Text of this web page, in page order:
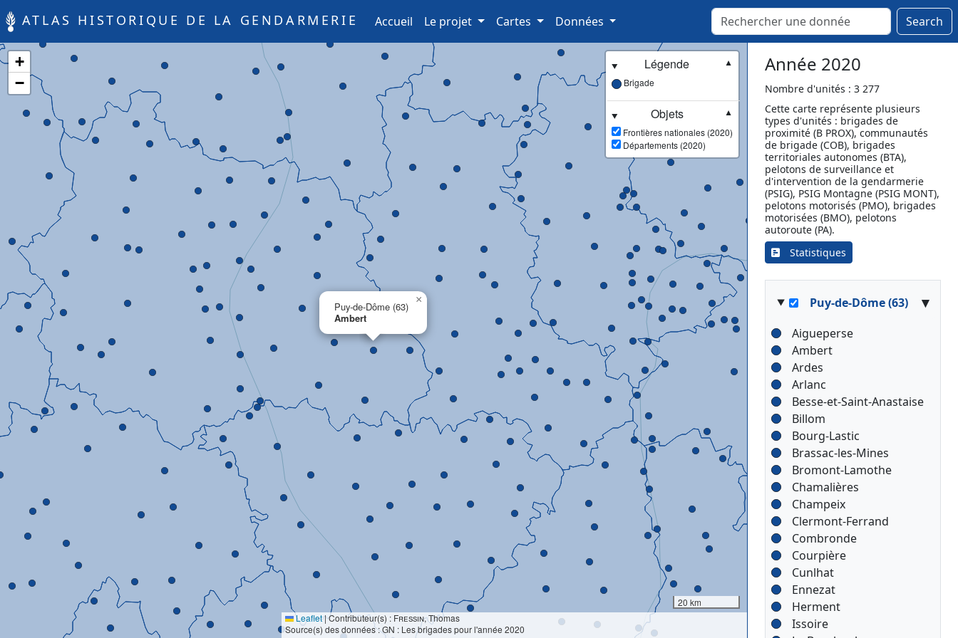
ATLAS HISTORIQUE DE LA GENDARMERIE Accueil (current)
Le projet Cartes Données Search
Puy-de-Dôme (63)
Ambert
×
+
−
Légende
▼
Brigade
Objets
▼
Frontières nationales (2020)
Départements (2020)
20 km
Leaflet|Contributeur(s) : Fressin, Thomas
Source(s) des données : GN : Les brigades pour l'année 2020
Année 2020
Nombre d'unités : 3 277
Cette carte représente plusieurs
types d'unités : brigades de
proximité (B PROX), communautés
de brigade (COB), brigades
territoriales autonomes (BTA),
pelotons de surveillance et
d'intervention de la gendarmerie
(PSIG), PSIG Montagne (PSIG MONT),
pelotons motorisés (PMO), brigades
motorisées (BMO), pelotons
autoroute (PA).
Statistiques
Marquion
Marquise
Merlimont
Neufchâtel-Hardelot
Oye-Plage
Pas-en-Artois
Saint-Pol-sur-Ternoise
Saint-Venant
Samer
Vimy
Vis-en-Artois
Vitry-en-Artois
Wancourt
Wizernes
Puy-de-Dôme (63) ▾
Aigueperse
Ambert
Ardes
Arlanc
Besse-et-Saint-Anastaise
Billom
Bourg-Lastic
Brassac-les-Mines
Bromont-Lamothe
Chamalières
Champeix
Clermont-Ferrand
Combronde
Courpière
Cunlhat
Ennezat
Herment
Issoire